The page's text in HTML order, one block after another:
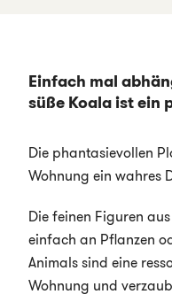
Einfach mal
süße Koala ist ein
Die phantasievollen
Wohnung ein wahres
Die feinen Figuren
einfach an Pflanzen
Animals sind eine
Wohnung und